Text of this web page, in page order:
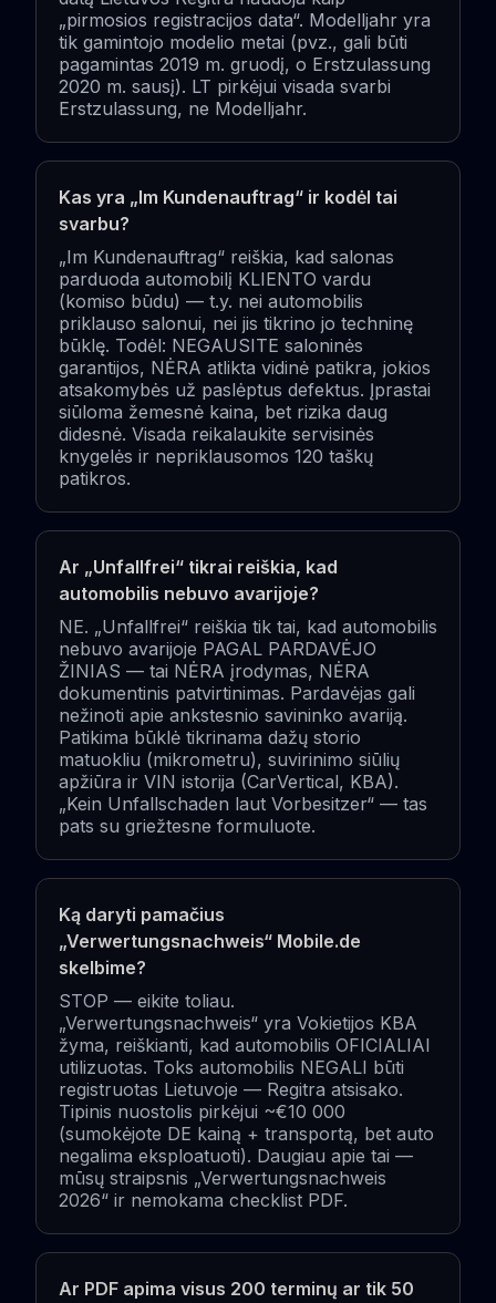
„pirmosios registracijos data“. Modelljahr yra
tik gamintojo modelio metai (pvz., gali būti
pagamintas 2019 m. gruodį, o Erstzulassung
2020 m. sausį). LT pirkėjui visada svarbi
Erstzulassung, ne Modelljahr.
Kas yra „Im Kundenauftrag“ ir kodėl tai
svarbu?
„Im Kundenauftrag“ reiškia, kad salonas
parduoda automobilį KLIENTO vardu
(komiso būdu) — t.y. nei automobilis
priklauso salonui, nei jis tikrino jo techninę
būklę. Todėl: NEGAUSITE saloninės
garantijos, NĖRA atlikta vidinė patikra, jokios
atsakomybės už paslėptus defektus. Įprastai
siūloma žemesnė kaina, bet rizika daug
didesnė. Visada reikalaukite servisinės
knygelės ir nepriklausomos 120 taškų
patikros.
Ar „Unfallfrei“ tikrai reiškia, kad
automobilis nebuvo avarijoje?
NE. „Unfallfrei“ reiškia tik tai, kad automobilis
nebuvo avarijoje PAGAL PARDAVĖJO
ŽINIAS — tai NĖRA įrodymas, NĖRA
dokumentinis patvirtinimas. Pardavėjas gali
nežinoti apie ankstesnio savininko avariją.
Patikima būklė tikrinama dažų storio
matuokliu (mikrometru), suvirinimo siūlių
apžiūra ir VIN istorija (CarVertical, KBA).
„Kein Unfallschaden laut Vorbesitzer“ — tas
pats su griežtesne formuluote.
Ką daryti pamačius
„Verwertungsnachweis“ Mobile.de
skelbime?
STOP — eikite toliau.
„Verwertungsnachweis“ yra Vokietijos KBA
žyma, reiškianti, kad automobilis OFICIALIAI
utilizuotas. Toks automobilis NEGALI būti
registruotas Lietuvoje — Regitra atsisako.
Tipinis nuostolis pirkėjui ~€10 000
(sumokėjote DE kainą + transportą, bet auto
negalima eksploatuoti). Daugiau apie tai —
mūsų straipsnis „Verwertungsnachweis
2026“ ir nemokama checklist PDF.
Ar PDF apima visus 200 terminų ar tik 50